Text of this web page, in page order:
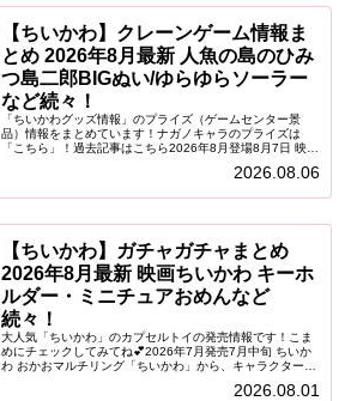
【ちいかわ】クレーンゲーム情報ま
とめ 2026年8月最新 人魚の島のひみ
つ島二郎BIGぬい/ゆらゆらソーラー
など続々！
「ちいかわグッズ情報」のプライズ（ゲームセンター景
品）情報をまとめています！ナガノキャラのプライズは
「こちら」！過去記事はこちら2026年8月登場8月7日 映画
2026.08.06
【ちいかわ】ガチャガチャまとめ
2026年8月最新 映画ちいかわ キーホ
ルダー・ミニチュアおめんなど
続々！
大人気「ちいかわ」のカプセルトイの発売情報です！こま
めにチェックしてみてね💕2026年7月発売7月中旬 ちいか
わ おかおマルチリング「ちいかわ」から、キャラクターの
2026.08.01